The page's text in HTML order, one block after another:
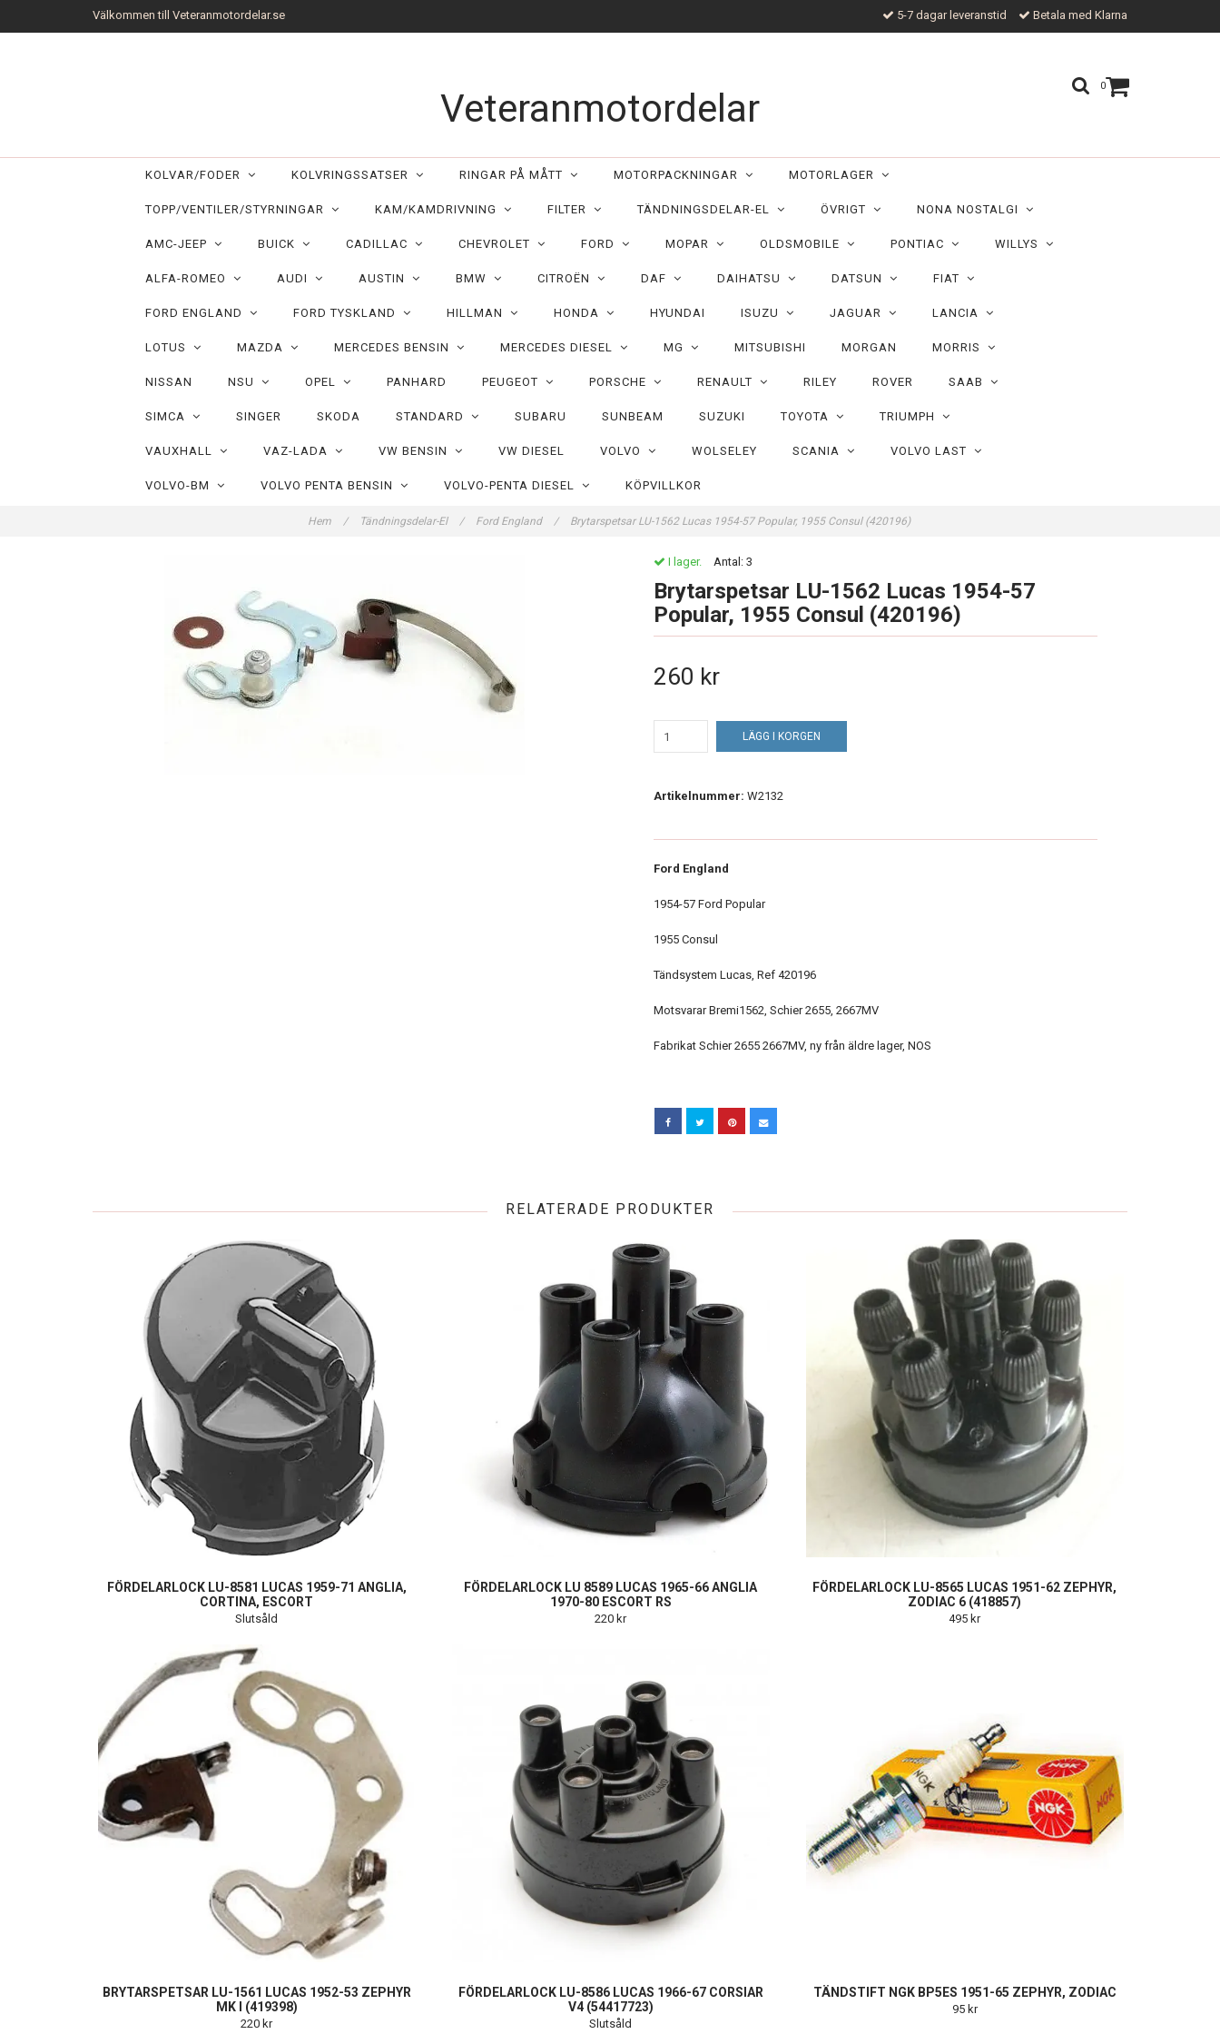
Välkommen till Veteranmotordelar.se 5-7 dagar leveranstid Betala med Klarna
0
Veteranmotordelar
KOLVAR/FODER KOLVRINGSSATSER RINGAR PÅ MÅTT MOTORPACKNINGAR MOTORLAGER
TOPP/VENTILER/STYRNINGAR KAM/KAMDRIVNING FILTER TÄNDNINGSDELAR-EL ÖVRIGT NONA NOSTALGI
AMC-JEEP BUICK CADILLAC CHEVROLET FORD MOPAR OLDSMOBILE PONTIAC WILLYS
ALFA-ROMEO AUDI AUSTIN BMW CITROËN DAF DAIHATSU DATSUN FIAT
FORD ENGLAND FORD TYSKLAND HILLMAN HONDA HYUNDAI ISUZU JAGUAR LANCIA
LOTUS MAZDA MERCEDES BENSIN MERCEDES DIESEL MG MITSUBISHI MORGAN MORRIS
NISSAN NSU OPEL PANHARD PEUGEOT PORSCHE RENAULT RILEY ROVER SAAB
SIMCA SINGER SKODA STANDARD SUBARU SUNBEAM SUZUKI TOYOTA TRIUMPH
VAUXHALL VAZ-LADA VW BENSIN VW DIESEL VOLVO WOLSELEY SCANIA VOLVO LAST
VOLVO-BM VOLVO PENTA BENSIN VOLVO-PENTA DIESEL KÖPVILLKOR
Hem / Tändningsdelar-El / Ford England / Brytarspetsar LU-1562 Lucas 1954-57 Popular, 1955 Consul (420196)
I lager. Antal: 3
Brytarspetsar LU-1562 Lucas 1954-57
Popular, 1955 Consul (420196)
260 kr
LÄGG I KORGEN
Artikelnummer: W2132
Ford England
1954-57 Ford Popular
1955 Consul
Tändsystem Lucas, Ref 420196
Motsvarar Bremi1562, Schier 2655, 2667MV
Fabrikat Schier 2655 2667MV, ny från äldre lager, NOS
RELATERADE PRODUKTER
FÖRDELARLOCK LU-8581 LUCAS 1959-71 ANGLIA,
CORTINA, ESCORT
Slutsåld
FÖRDELARLOCK LU 8589 LUCAS 1965-66 ANGLIA
1970-80 ESCORT RS
220 kr
FÖRDELARLOCK LU-8565 LUCAS 1951-62 ZEPHYR,
ZODIAC 6 (418857)
495 kr
BRYTARSPETSAR LU-1561 LUCAS 1952-53 ZEPHYR
MK I (419398)
220 kr
FÖRDELARLOCK LU-8586 LUCAS 1966-67 CORSIAR
V4 (54417723)
Slutsåld
TÄNDSTIFT NGK BP5ES 1951-65 ZEPHYR, ZODIAC
95 kr